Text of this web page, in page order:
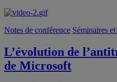
Notes de conférence Séminaires
L’évolution de
de Microsoft